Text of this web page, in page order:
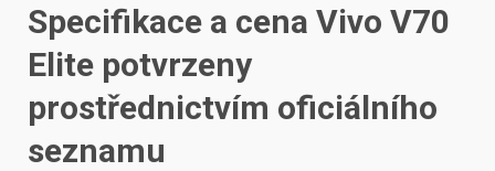
Specifikace a cena Vivo V70
Elite potvrzeny
prostřednictvím oficiálního
seznamu